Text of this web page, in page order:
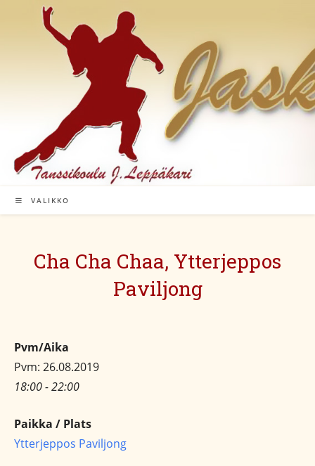
VALIKKO
Cha Cha Chaa, Ytterjeppos
Paviljong
Pvm/Aika
Pvm: 26.08.2019
18:00 - 22:00
Paikka / Plats
Ytterjeppos Paviljong